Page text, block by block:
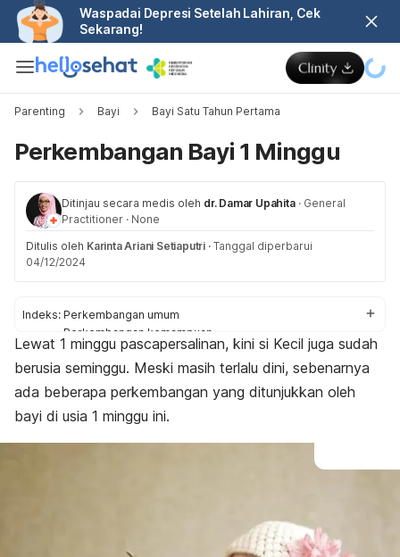
Waspadai Depresi Setelah Lahiran, Cek
Sekarang!
Parenting Bayi Bayi Satu Tahun Pertama
Perkembangan Bayi 1 Minggu
Ditinjau secara medis oleh dr. Damar Upahita · General
Practitioner · None
Ditulis oleh Karinta Ariani Setiaputri · Tanggal diperbarui
04/12/2024
Indeks: Perkembangan umum
Perkembangan kemampuan
Perlu dilakukan
Pemeriksaan
Perlu diketahui
Perlu diwaspadai
Lewat 1 minggu pascapersalinan, kini si Kecil juga sudah
berusia seminggu. Meski masih terlalu dini, sebenarnya
ada beberapa perkembangan yang ditunjukkan oleh
bayi di usia 1 minggu ini.